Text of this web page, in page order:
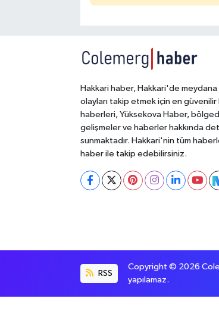
Hakkari haber, Hakkari'de
olayları takip etmek için en güvenilir
haberleri, Yüksekova Haber,
gelişmeler ve haberler hakkında
sunmaktadır. Hakkari'nin tüm
haber ile takip edebilirsiniz.
RSS
Copyright © 2026
yapılamaz.